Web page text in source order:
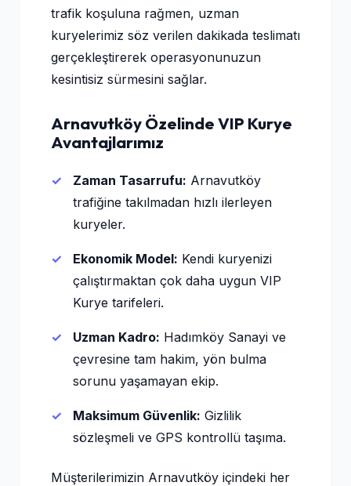
trafik koşuluna rağmen, uzman
kuryelerimiz söz verilen dakikada teslimatı
gerçekleştirerek operasyonunuzun
kesintisiz sürmesini sağlar.
Arnavutköy Özelinde VIP Kurye
Avantajlarımız
Zaman Tasarrufu: Arnavutköy
trafiğine takılmadan hızlı ilerleyen
kuryeler.
Ekonomik Model: Kendi kuryenizi
çalıştırmaktan çok daha uygun VIP
Kurye tarifeleri.
Uzman Kadro: Hadımköy Sanayi ve
çevresine tam hakim, yön bulma
sorunu yaşamayan ekip.
Maksimum Güvenlik: Gizlilik
sözleşmeli ve GPS kontrollü taşıma.
Müşterilerimizin Arnavutköy içindeki her